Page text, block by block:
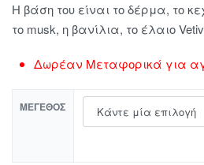
Η βάση του είναι το δέρμα, το
το musk, η βανίλια, το έλαιο
Δωρέαν Μεταφορικά για
ΜΈΓΕΘΟΣ